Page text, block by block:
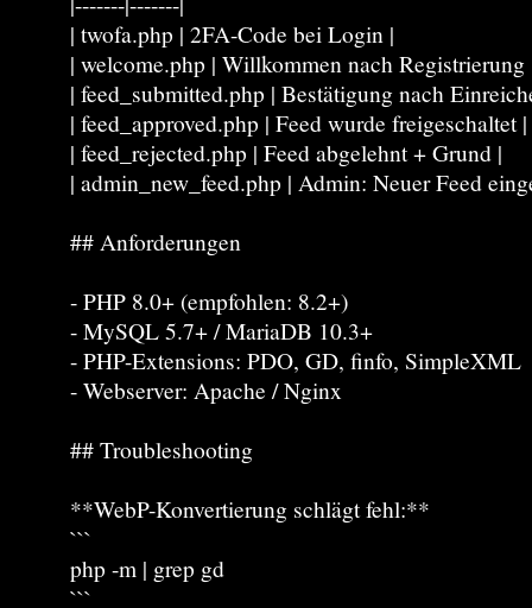
| twofa.php | 2FA-Code bei Login |
| welcome.php | Willkommen nach Registrierung
| feed_submitted.php | Bestätigung nach
| feed_approved.php | Feed wurde freigeschaltet |
| feed_rejected.php | Feed abgelehnt + Grund |
| admin_new_feed.php | Admin: Neuer Feed
## Anforderungen
- PHP 8.0+ (empfohlen: 8.2+)
- MySQL 5.7+ / MariaDB 10.3+
- PHP-Extensions: PDO, GD, finfo, SimpleXML
- Webserver: Apache / Nginx
## Troubleshooting
**WebP-Konvertierung schlägt fehl:**
```
php -m | grep gd
```